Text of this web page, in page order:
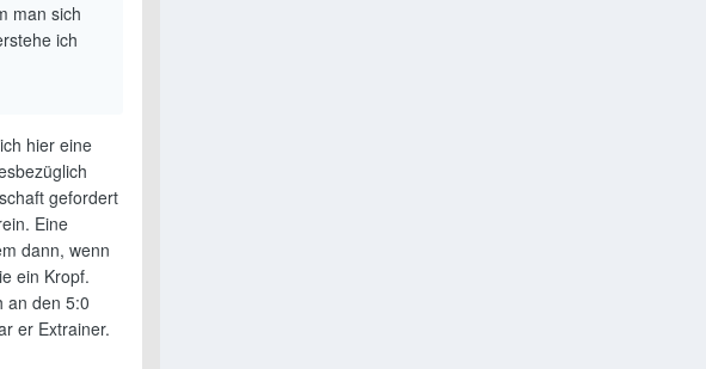
man sich
ich
hier eine
gefordert
Eine
dann, wenn
ein Kropf.
an den 5:0
er Extrainer.